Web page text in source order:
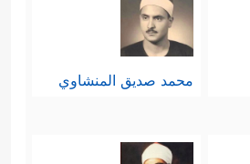
محمد صديق المنشاوي